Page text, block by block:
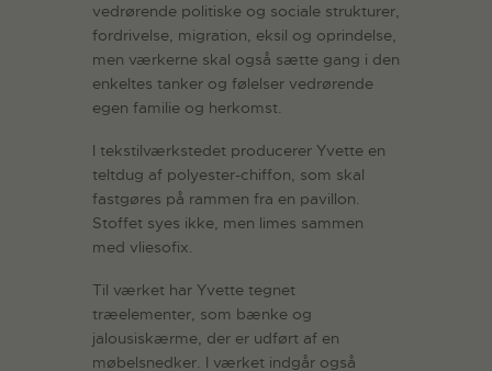
vedrørende politiske og sociale strukturer,
fordrivelse, migration, eksil og oprindelse,
men værkerne skal også sætte gang i den
enkeltes tanker og følelser vedrørende
egen familie og herkomst.
I tekstilværkstedet producerer Yvette en
teltdug af polyester-chiffon, som skal
fastgøres på rammen fra en pavillon.
Stoffet syes ikke, men limes sammen
med vliesofix.
Til værket har Yvette tegnet
træelementer, som bænke og
jalousiskærme, der er udført af en
møbelsnedker. I værket indgår også